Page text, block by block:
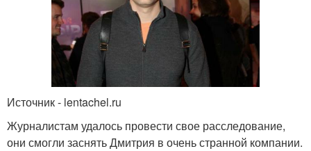
Источник - lentachel.ru
Журналистам удалось провести свое расследование,
они смогли заснять Дмитрия в очень странной компании.